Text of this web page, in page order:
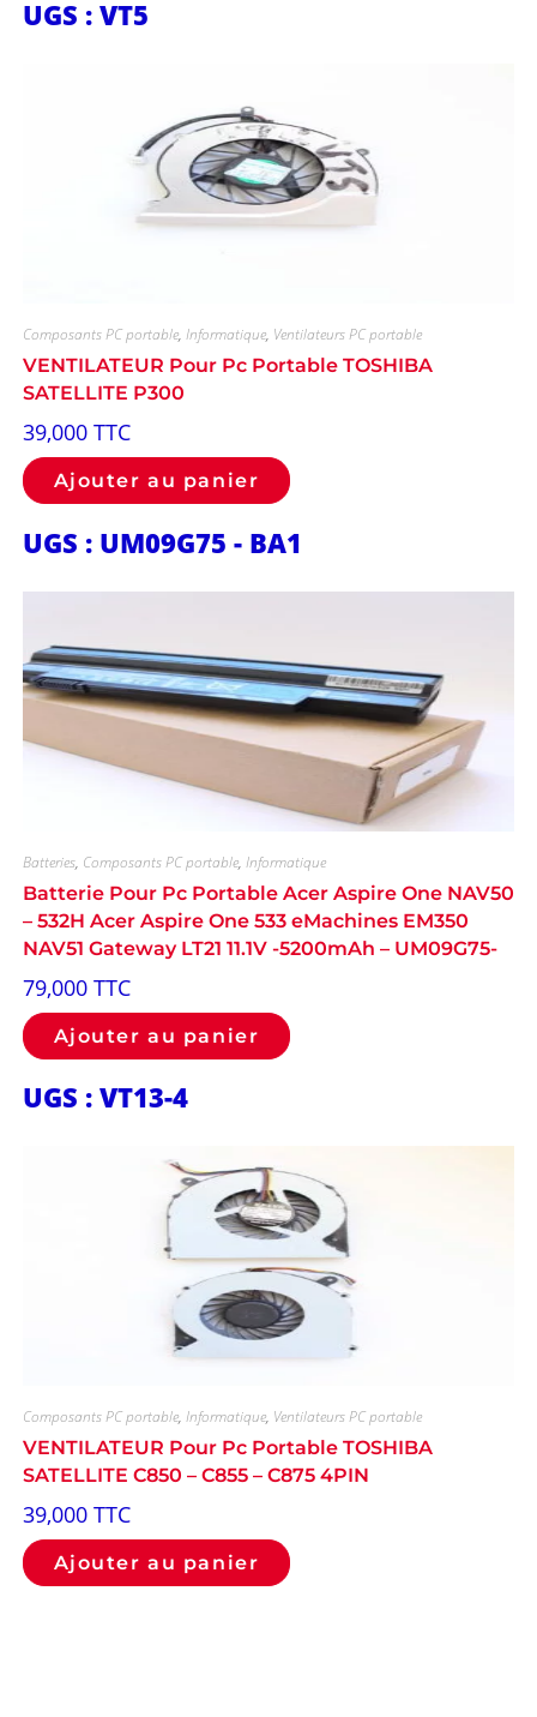
UGS : VT5
Composants PC portable, Informatique, Ventilateurs PC portable
VENTILATEUR Pour Pc Portable TOSHIBA
SATELLITE P300
39,000 TTC
Ajouter au panier
UGS : UM09G75 - BA1
Batteries, Composants PC portable, Informatique
Batterie Pour Pc Portable Acer Aspire One NAV50
– 532H Acer Aspire One 533 eMachines EM350
NAV51 Gateway LT21 11.1V -5200mAh – UM09G75-
79,000 TTC
Ajouter au panier
UGS : VT13-4
Composants PC portable, Informatique, Ventilateurs PC portable
VENTILATEUR Pour Pc Portable TOSHIBA
SATELLITE C850 – C855 – C875 4PIN
39,000 TTC
Ajouter au panier